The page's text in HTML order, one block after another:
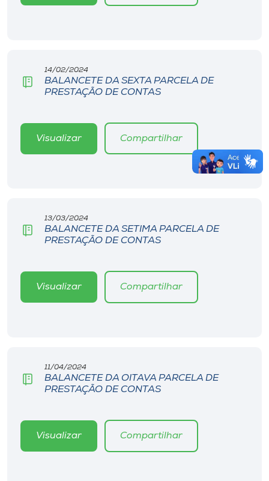
14/02/2024
BALANCETE DA SEXTA PARCELA DE
PRESTAÇÃO DE CONTAS
Visualizar Compartilhar
13/03/2024
BALANCETE DA SETIMA PARCELA DE
PRESTAÇÃO DE CONTAS
Visualizar Compartilhar
11/04/2024
BALANCETE DA OITAVA PARCELA DE
PRESTAÇÃO DE CONTAS
Visualizar Compartilhar